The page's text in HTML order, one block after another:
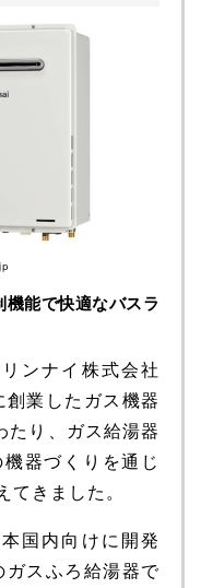
能で快適なバスラ
ンナイ株式会社
業したガス機器
たり、ガス給湯器
器づくりを通じ
きました。
国内向けに開発
スふろ給湯器で